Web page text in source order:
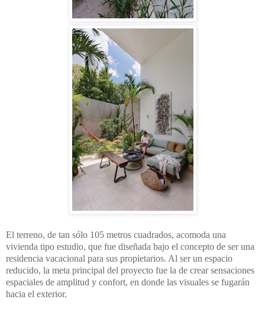
El terreno, de tan sólo 105 metros cuadrados, acomoda una
vivienda tipo estudio, que fue diseñada bajo el concepto de ser una
residencia vacacional para sus propietarios. Al ser un espacio
reducido, la meta principal del proyecto fue la de crear sensaciones
espaciales de amplitud y confort, en donde las visuales se fugarán
hacia el exterior.